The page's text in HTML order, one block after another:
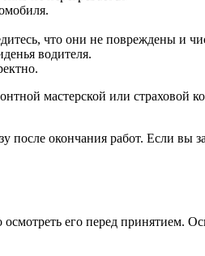
что они не повреждены и
водителя.
мастерской или страховой
после окончания работ. Если
его перед принятием.